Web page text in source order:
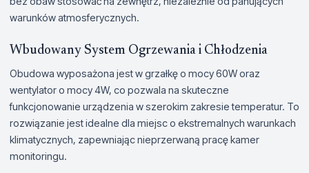
warunków atmosferycznych.
Wbudowany System Ogrzewania i Chłodzenia
Obudowa wyposażona jest w grzałkę o mocy 60W oraz
wentylator o mocy 4W, co pozwala na skuteczne
funkcjonowanie urządzenia w szerokim zakresie temperatur. To
rozwiązanie jest idealne dla miejsc o ekstremalnych warunkach
klimatycznych, zapewniając nieprzerwaną pracę kamer
monitoringu.